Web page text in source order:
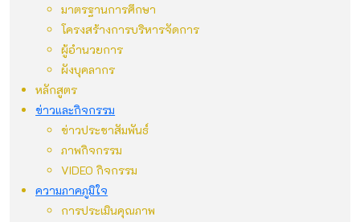
มาตรฐานการศึกษา
โครงสร้างการบริหารจัดการ
ผู้อำนวยการ
ผังบุคลากร
หลักสูตร
ข่าวและกิจกรรม
ข่าวประชาสัมพันธ์
ภาพกิจกรรม
VIDEO กิจกรรม
ความภาคภูมิใจ
การประเมินคุณภาพ